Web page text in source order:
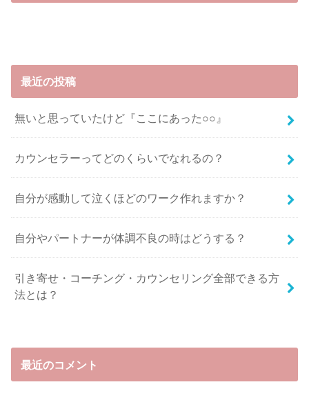
最近の投稿
無いと思っていたけど『ここにあった○○』
カウンセラーってどのくらいでなれるの？
自分が感動して泣くほどのワーク作れますか？
自分やパートナーが体調不良の時はどうする？
引き寄せ・コーチング・カウンセリング全部できる方
法とは？
最近のコメント